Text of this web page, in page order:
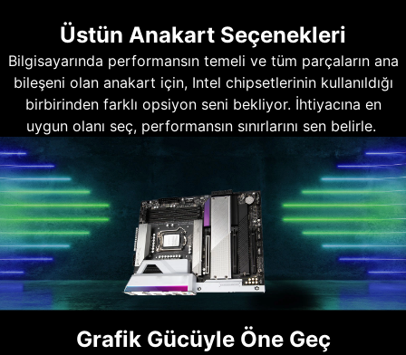
Üstün Anakart Seçenekleri
Bilgisayarında performansın temeli ve tüm parçaların ana
bileşeni olan anakart için, Intel chipsetlerinin kullanıldığı
birbirinden farklı opsiyon seni bekliyor. İhtiyacına en
uygun olanı seç, performansın sınırlarını sen belirle.
Grafik Gücüyle Öne Geç